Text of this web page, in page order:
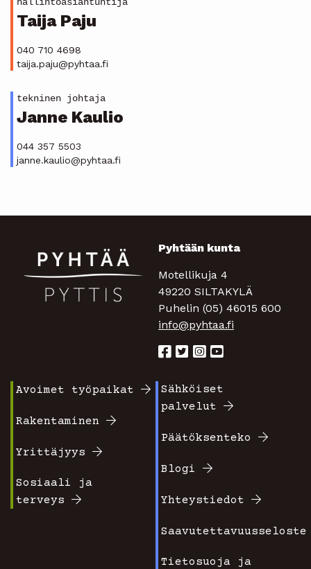
Taija Paju
040 710 4698
taija.paju@pyhtaa.fi
tekninen johtaja
Janne Kaulio
044 357 5503
janne.kaulio@pyhtaa.fi
Pyhtään kunta
Motellikuja 4
49220 SILTAKYLÄ
Puhelin (05) 46015 600
info@pyhtaa.fi
valikko
Avoimet työpaikat
Rakentaminen
Yrittäjyys
Sosiaali ja
terveys
Footer
2
Sähköiset
palvelut
Päätöksenteko
Blogi
Yhteystiedot
Saavutettavuusseloste
Tietosuoja ja